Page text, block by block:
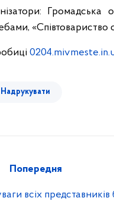
Громадська
Надрукувати
Попередня
всіх представників